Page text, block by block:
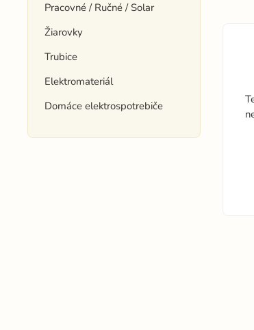
Pracovné / Ručné / Solar
Žiarovky
Trubice
Elektromateriál
Domáce elektrospotrebiče